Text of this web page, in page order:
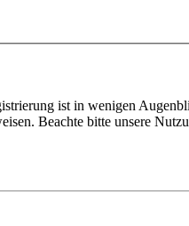
ist in wenigen
Beachte bitte unsere